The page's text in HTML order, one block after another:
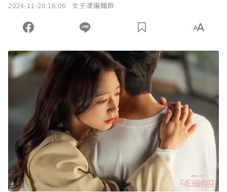
2024-11-20 16:06 女子漾編輯群